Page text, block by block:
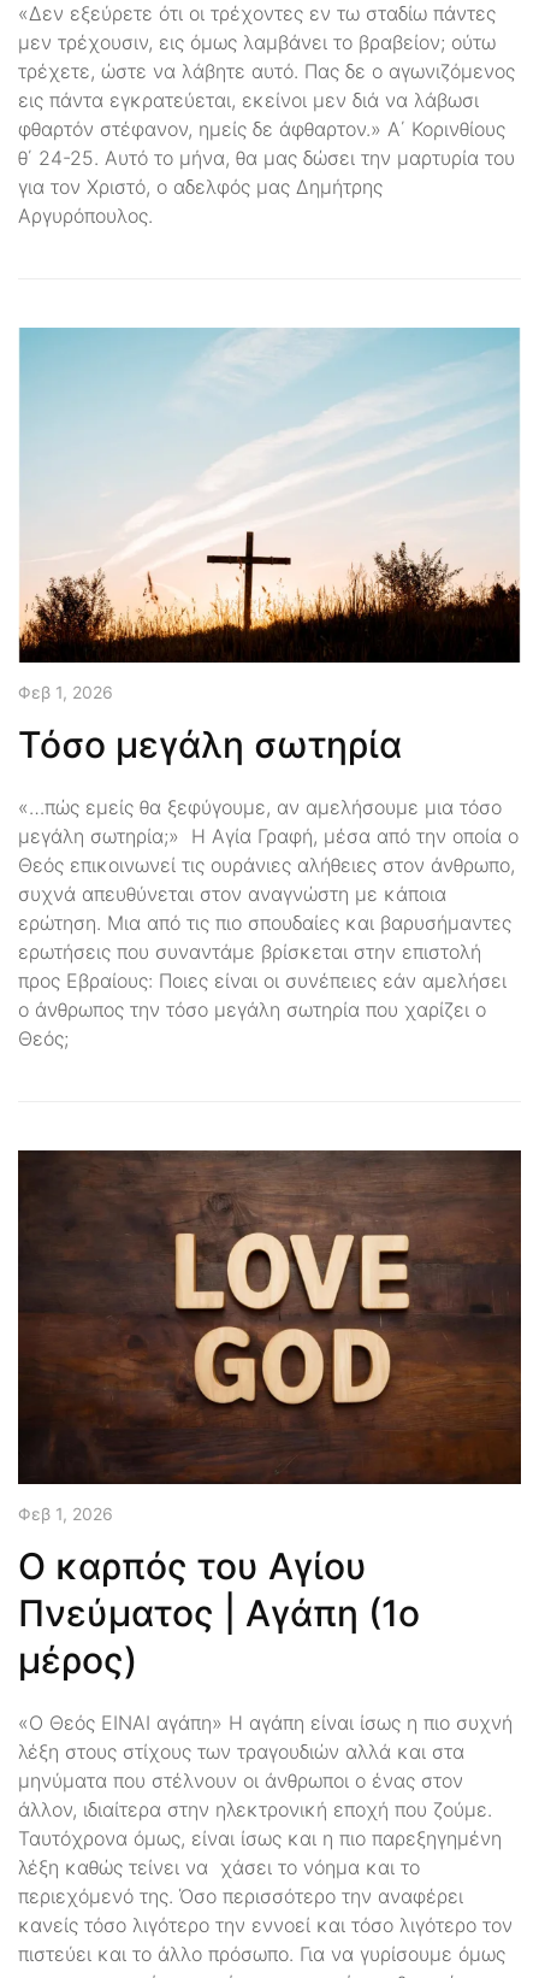
«Δεν εξεύρετε ότι οι τρέχοντες εν τω σταδίω πάντες
μεν τρέχουσιν, εις όμως λαμβάνει το βραβείον; ούτω
τρέχετε, ώστε να λάβητε αυτό. Πας δε ο αγωνιζόμενος
εις πάντα εγκρατεύεται, εκείνοι μεν διά να λάβωσι
φθαρτόν στέφανον, ημείς δε άφθαρτον.» Α΄ Κορινθίους
θ΄ 24-25. Αυτό το μήνα, θα μας δώσει την μαρτυρία του
για τον Χριστό, ο αδελφός μας Δημήτρης
Αργυρόπουλος.
Φεβ 1, 2026
Τόσο μεγάλη σωτηρία
«…πώς εμείς θα ξεφύγουμε, αν αμελήσουμε μια τόσο
μεγάλη σωτηρία;» Η Αγία Γραφή, μέσα από την οποία ο
Θεός επικοινωνεί τις ουράνιες αλήθειες στον άνθρωπο,
συχνά απευθύνεται στον αναγνώστη με κάποια
ερώτηση. Μια από τις πιο σπουδαίες και βαρυσήμαντες
ερωτήσεις που συναντάμε βρίσκεται στην επιστολή
προς Εβραίους: Ποιες είναι οι συνέπειες εάν αμελήσει
ο άνθρωπος την τόσο μεγάλη σωτηρία που χαρίζει ο
Θεός;
Φεβ 1, 2026
Ο καρπός του Αγίου
Πνεύματος | Αγάπη (1ο
μέρος)
«Ο Θεός ΕΙΝΑΙ αγάπη» Η αγάπη είναι ίσως η πιο συχνή
λέξη στους στίχους των τραγουδιών αλλά και στα
μηνύματα που στέλνουν οι άνθρωποι ο ένας στον
άλλον, ιδιαίτερα στην ηλεκτρονική εποχή που ζούμε.
Ταυτόχρονα όμως, είναι ίσως και η πιο παρεξηγημένη
λέξη καθώς τείνει να χάσει το νόημα και το
περιεχόμενό της. Όσο περισσότερο την αναφέρει
κανείς τόσο λιγότερο την εννοεί και τόσο λιγότερο τον
πιστεύει και το άλλο πρόσωπο. Για να γυρίσουμε όμως